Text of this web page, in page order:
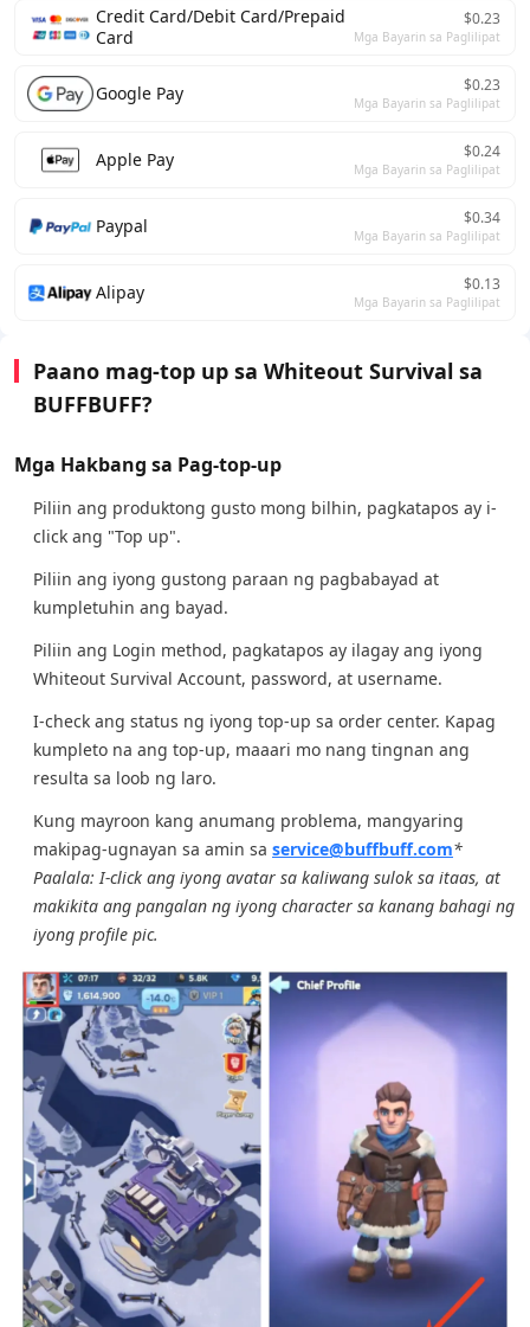
Credit Card/Debit Card/Prepaid
Card
$0.23
Mga Bayarin sa Paglilipat
Google Pay $0.23
Mga Bayarin sa Paglilipat
Apple Pay $0.24
Mga Bayarin sa Paglilipat
Paypal $0.34
Mga Bayarin sa Paglilipat
Alipay $0.13
Mga Bayarin sa Paglilipat
Paano mag-top up sa Whiteout Survival sa
BUFFBUFF?
Mga Hakbang sa Pag-top-up
Piliin ang produktong gusto mong bilhin, pagkatapos ay i-
click ang "Top up".
Piliin ang iyong gustong paraan ng pagbabayad at
kumpletuhin ang bayad.
Piliin ang Login method, pagkatapos ay ilagay ang iyong
Whiteout Survival Account, password, at username.
I-check ang status ng iyong top-up sa order center. Kapag
kumpleto na ang top-up, maaari mo nang tingnan ang
resulta sa loob ng laro.
Kung mayroon kang anumang problema, mangyaring
makipag-ugnayan sa amin sa service@buffbuff.com*
Paalala: I-click ang iyong avatar sa kaliwang sulok sa itaas, at
makikita ang pangalan ng iyong character sa kanang bahagi ng
iyong profile pic.